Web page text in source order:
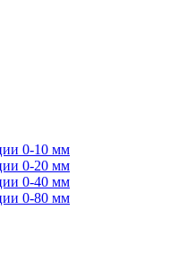
0-10 мм
0-20 мм
0-40 мм
0-80 мм